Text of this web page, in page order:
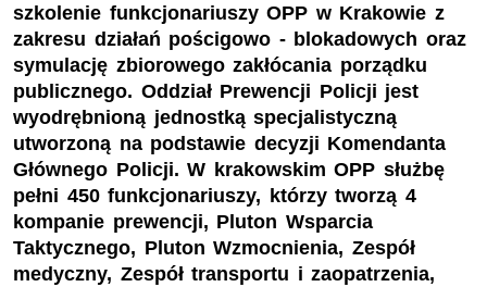
szkolenie funkcjonariuszy OPP w Krakowie z
zakresu działań pościgowo - blokadowych oraz
symulację zbiorowego zakłócania porządku
publicznego. Oddział Prewencji Policji jest
wyodrębnioną jednostką specjalistyczną
utworzoną na podstawie decyzji Komendanta
Głównego Policji. W krakowskim OPP służbę
pełni 450 funkcjonariuszy, którzy tworzą 4
kompanie prewencji, Pluton Wsparcia
Taktycznego, Pluton Wzmocnienia, Zespół
medyczny, Zespół transportu i zaopatrzenia,